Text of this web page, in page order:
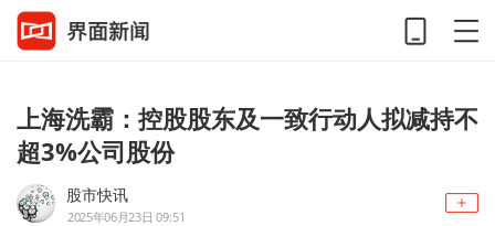
上海洗霸：控股股东及一致行动人拟减持不
超3%公司股份
股市快讯
2025年06月23日 09:51